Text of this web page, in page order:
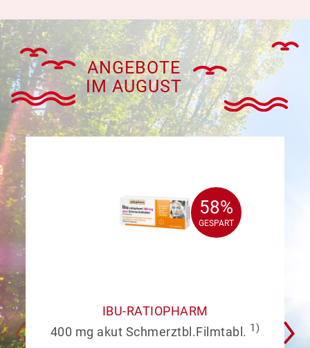
ANGEBOTE
IM AUGUST
58%
GESPART
58%
GESPART
IBU-RATIOPHARM
400 mg akut Schmerztbl.Filmtabl. 1)